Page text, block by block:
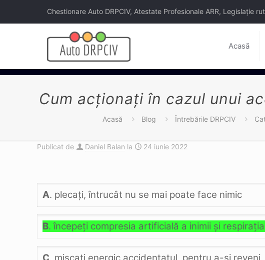
Chestionare Auto DRPCIV, Atestate Profesionale ARR, Legislație
Acasă
Cum acţionaţi în cazul unui
Acasă Blog Întrebările DRPCIV
Publicat de Daniel Balan la 24 iunie 2022
A. plecaţi, întrucât nu se mai poate face nimic
B. începeţi compresia artificială a inimii şi